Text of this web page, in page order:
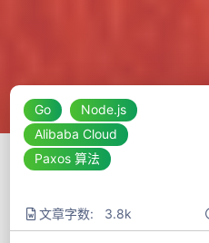
Go
Node.js
Alibaba Cloud
Paxos 算法
文章字数: 3.8k